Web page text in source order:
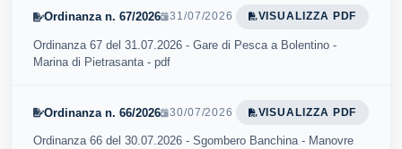
Ordinanza n. 67/2026 31/07/2026 VISUALIZZA PDF
Ordinanza 67 del 31.07.2026 - Gare di Pesca a Bolentino -
Marina di Pietrasanta - pdf
Ordinanza n. 66/2026 30/07/2026 VISUALIZZA PDF
Ordinanza 66 del 30.07.2026 - Sgombero Banchina - Manovre